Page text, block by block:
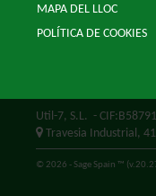
MAPA DEL LLOC
POLÍTICA DE COOKIES
Util-7, S.L. -
Travesia Industrial, 41
© 2026 - Sage Spain ™